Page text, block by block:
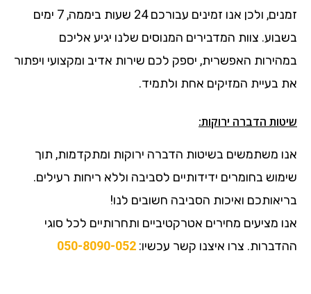
זמנים, ולכן אנו זמינים עבורכם 24 שעות ביממה, 7 ימים
בשבוע. צוות המדבירים המנוסים שלנו יגיע אליכם
במהירות האפשרית, יספק לכם שירות אדיב ומקצועי ויפתור
את בעיית המזיקים אחת ולתמיד.
שיטות הדברה ירוקות:
אנו משתמשים בשיטות הדברה ירוקות ומתקדמות, תוך
שימוש בחומרים ידידותיים לסביבה וללא ריחות רעילים.
בריאותכם ואיכות הסביבה חשובים לנו!
אנו מציעים מחירים אטרקטיביים ותחרותיים לכל סוגי
ההדברות. צרו איצנו קשר עכשיו: 050-8090-052